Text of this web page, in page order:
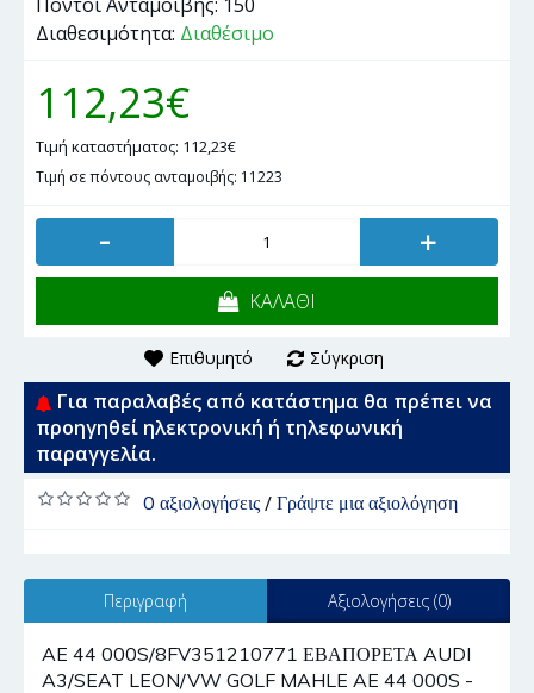
Διαθεσιμότητα: Διαθέσιμο
112,23€
Τιμή καταστήματος: 112,23€
Τιμή σε πόντους ανταμοιβής: 11223
- +
ΚΑΛΑΘΙ
Επιθυμητό Σύγκριση
Για παραλαβές από κατάστημα θα πρέπει να
προηγηθεί ηλεκτρονική ή τηλεφωνική
παραγγελία.
0 αξιολογήσεις/ Γράψτε μια αξιολόγηση
Περιγραφή Αξιολογήσεις (0)
AE 44 000S/8FV351210771 ΕΒΑΠΟΡΕΤΑ AUDI
A3/SEAT LEON/VW GOLF MAHLE AE 44 000S -